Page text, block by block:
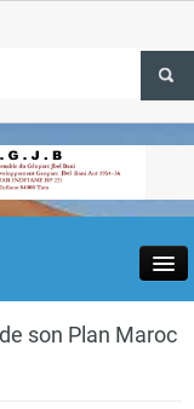
a Dakhla et
les vols Paris-
son Plan Maroc